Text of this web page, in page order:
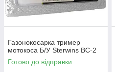
Газонокосарка тример
мотокоса Б/У Sterwins BC-2
Готово до відправки